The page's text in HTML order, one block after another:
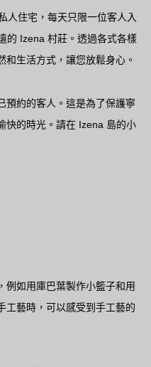
人住宅，每天只限一位客人入
的 Izena 村莊。透過各式各樣
和生活方式，讓您放鬆身心。
預約的客人。這是為了保護寧
快的時光。請在 Izena 島的小
例如用庫巴葉製作小籃子和用
工藝時，可以感受到手工藝的